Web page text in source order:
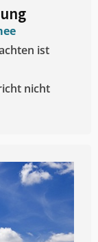
ist
nicht